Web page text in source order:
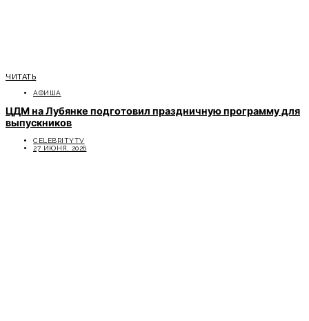
ЧИТАТЬ
АФИША
ЦДМ на Лубянке подготовил праздничную программу для
выпускников
CELEBRITYTV
27 ИЮНЯ, 2026